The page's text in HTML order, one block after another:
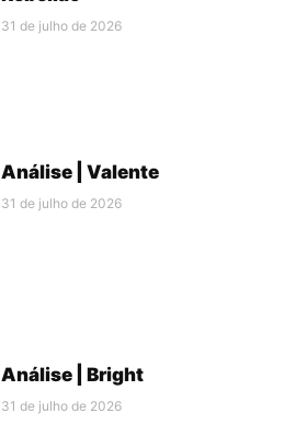
31 de julho de 2026
Análise | Valente
31 de julho de 2026
Análise | Bright
31 de julho de 2026